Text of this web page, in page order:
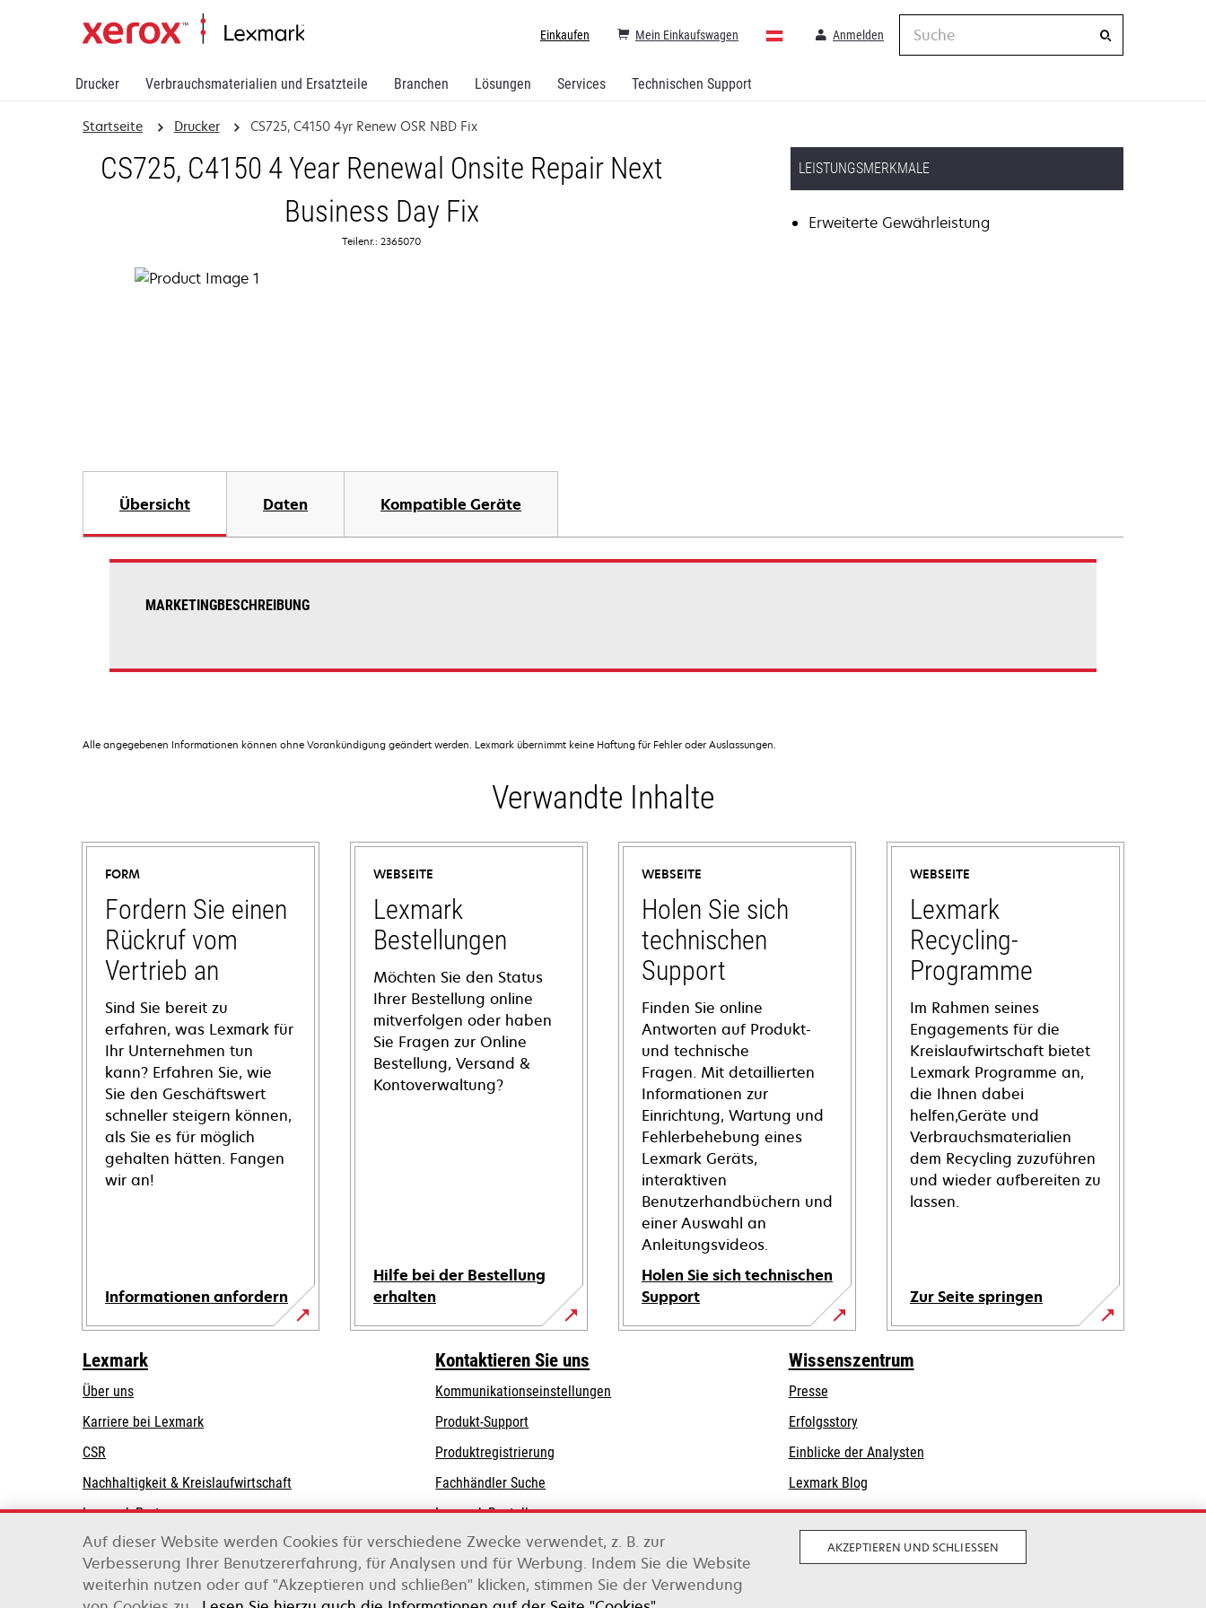
Drucker Verbrauchsmaterialien und Ersatzteile Branchen Lösungen Services Technischen Support
Einkaufen Anmelden
Mein Einkaufswagen
Suche
Startseite Drucker CS725, C4150 4yr Renew OSR NBD Fix
CS725, C4150 4 Year Renewal Onsite Repair Next
Business Day Fix
Teilenr.: 2365070
LEISTUNGSMERKMALE
Erweiterte Gewährleistung
Übersicht Daten Kompatible Geräte
MARKETINGBESCHREIBUNG
Alle angegebenen Informationen können ohne Vorankündigung geändert werden. Lexmark übernimmt keine Haftung für Fehler oder Auslassungen.
Verwandte Inhalte
FORM
Fordern Sie einen
Rückruf vom
Vertrieb an
Sind Sie bereit zu
erfahren, was Lexmark für
Ihr Unternehmen tun
kann? Erfahren Sie, wie
Sie den Geschäftswert
schneller steigern können,
als Sie es für möglich
gehalten hätten. Fangen
wir an!
Informationen anfordern
WEBSEITE
Lexmark
Bestellungen
Möchten Sie den Status
Ihrer Bestellung online
mitverfolgen oder haben
Sie Fragen zur Online
Bestellung, Versand &
Kontoverwaltung?
Hilfe bei der Bestellung
erhalten
WEBSEITE
Holen Sie sich
technischen
Support
Finden Sie online
Antworten auf Produkt-
und technische
Fragen. Mit detaillierten
Informationen zur
Einrichtung, Wartung und
Fehlerbehebung eines
Lexmark Geräts,
interaktiven
Benutzerhandbüchern und
einer Auswahl an
Anleitungsvideos.
Holen Sie sich technischen
Support
wird
WEBSEITE
Lexmark
Recycling-
Programme
Im Rahmen seines
Engagements für die
Kreislaufwirtschaft bietet
Lexmark Programme an,
die Ihnen dabei
helfen,Geräte und
Verbrauchsmaterialien
dem Recycling zuzuführen
und wieder aufbereiten zu
lassen.
Zur Seite springen
Lexmark
Über uns
Karriere bei Lexmark
CSR
Nachhaltigkeit & Kreislaufwirtschaft
Lexmark-Partner
Kontaktieren Sie uns
Kommunikationseinstellungen
wird
in
einer
neuen
Registerkarte
Produkt-Supportwird
einer
neuen
Registerkarte
Produktregistrierung
Fachhändler Suche
Lexmark Bestellungen
Lexmark Distributoren
Wissenszentrum
Presse
Erfolgsstory
Einblicke der Analysten
Lexmark Blog
Lexmark International, Inc., ein Unternehmen von Xerox
Auf dieser Website werden Cookies für verschiedene Zwecke verwendet, z. B. zur
Verbesserung Ihrer Benutzererfahrung, für Analysen und für Werbung. Indem Sie die Website
weiterhin nutzen oder auf "Akzeptieren und schließen" klicken, stimmen Sie der Verwendung
AKZEPTIEREN UND SCHLIESSEN